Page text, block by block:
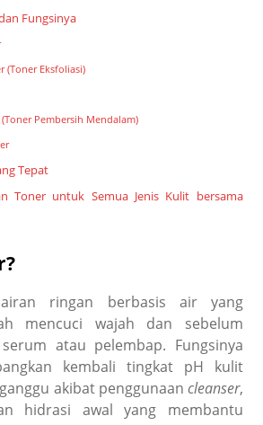
Fungsinya
(Toner Eksfoliasi)
Pembersih Mendalam)
Tepat
Toner untuk Semua Jenis Kulit bersama
ringan berbasis air yang
mencuci wajah dan sebelum
atau pelembap. Fungsinya
kembali tingkat pH kulit
akibat penggunaan cleanser,
hidrasi awal yang membantu